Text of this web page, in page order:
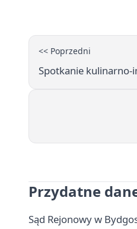
<< Poprzedni
Spotkanie kulinarno-
Przydatne
Sąd Rejonowy w